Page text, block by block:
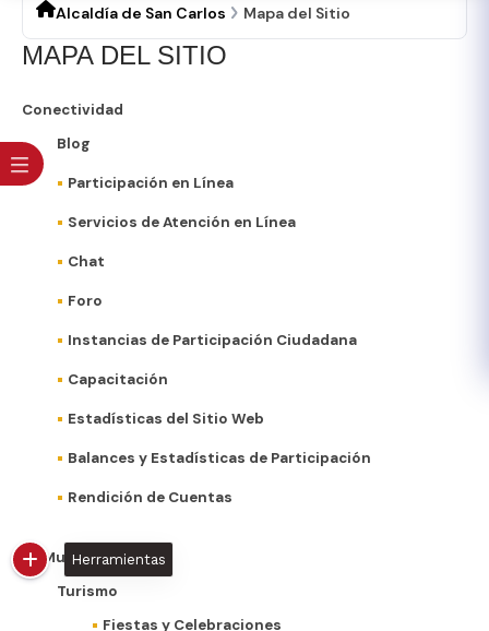
Alcaldía de San Carlos Mapa del Sitio
MAPA DEL SITIO
Conectividad
Blog
Participación en Línea
Servicios de Atención en Línea
Chat
Foro
Instancias de Participación Ciudadana
Capacitación
Estadísticas del Sitio Web
Balances y Estadísticas de Participación
Rendición de Cuentas
Mi Municipio
Turismo
Fiestas y Celebraciones
Herramientas